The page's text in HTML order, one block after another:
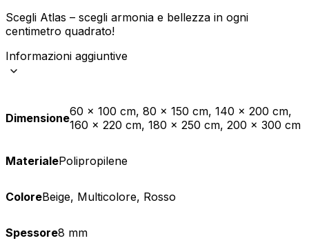
Scegli Atlas – scegli armonia e bellezza in ogni
centimetro quadrato!
Informazioni aggiuntive
Dimensione60 x 100 cm, 80 x 150 cm, 140 x 200 cm,
160 x 220 cm, 180 x 250 cm, 200 x 300 cm
MaterialePolipropilene
ColoreBeige, Multicolore, Rosso
Spessore8 mm